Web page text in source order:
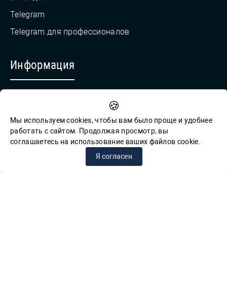
Telegram
Telegram для профессионалов
Информация
Обратная связь для сообщений о фактах коррупции
© СПб ГБУК ГСЦБС, 2012-2026 гг.
🍪
Мы используем cookies, чтобы вам было проще и удобнее
работать с сайтом. Продолжая просмотр, вы
соглашаетесь на использование ваших файлов cookie.
Я согласен